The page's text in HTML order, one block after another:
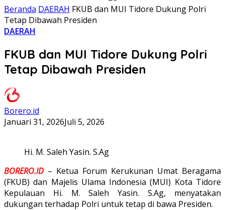
Beranda DAERAH FKUB dan MUI Tidore Dukung Polri
Tetap Dibawah Presiden
DAERAH
FKUB dan MUI Tidore Dukung Polri
Tetap Dibawah Presiden
Borero.id
Januari 31, 2026Juli 5, 2026
Hi. M. Saleh Yasin. S.Ag
BORERO.ID – Ketua Forum Kerukunan Umat Beragama
(FKUB) dan Majelis Ulama Indonesia (MUI) Kota Tidore
Kepulauan Hi. M. Saleh Yasin. S.Ag, menyatakan
dukungan terhadap Polri untuk tetap di bawa Presiden.